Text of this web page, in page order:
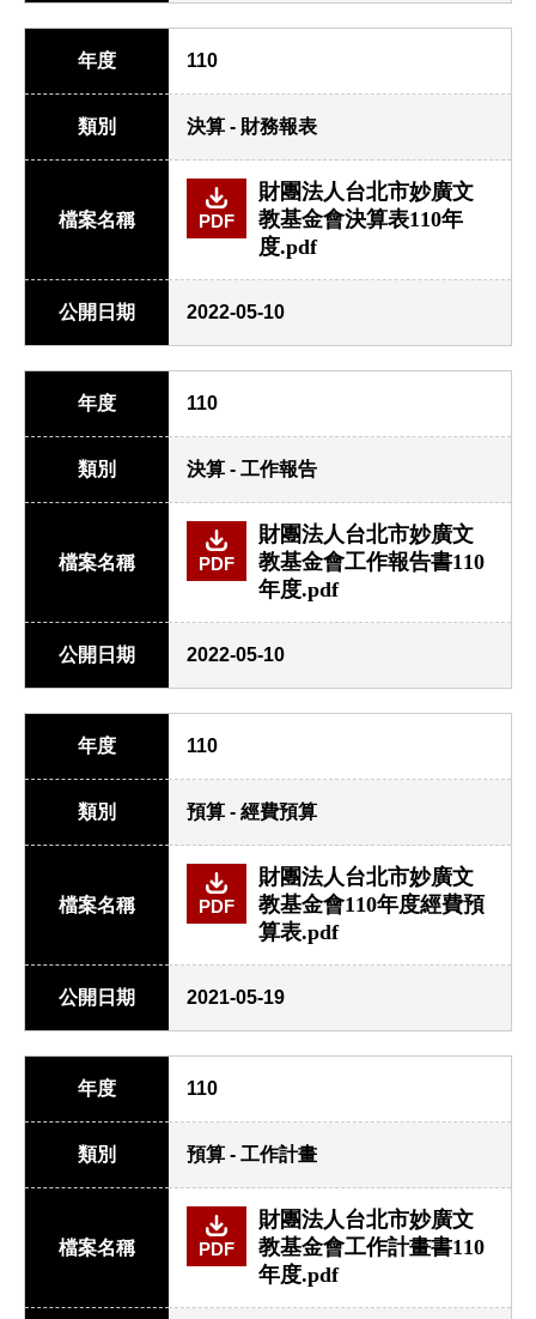
年度 110
類別 決算 - 財務報表
檔案名稱 PDF
財團法人台北市妙廣文
教基金會決算表110年
度.pdf
公開日期 2022-05-10
年度 110
類別 決算 - 工作報告
檔案名稱 PDF
財團法人台北市妙廣文
教基金會工作報告書110
年度.pdf
公開日期 2022-05-10
年度 110
類別 預算 - 經費預算
檔案名稱 PDF
財團法人台北市妙廣文
教基金會110年度經費預
算表.pdf
公開日期 2021-05-19
年度 110
類別 預算 - 工作計畫
檔案名稱 PDF
財團法人台北市妙廣文
教基金會工作計畫書110
年度.pdf